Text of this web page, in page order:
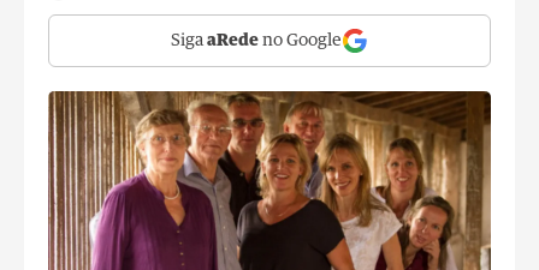
Siga aRede no Google